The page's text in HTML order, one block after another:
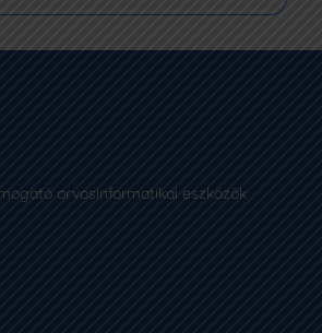
orvosinformatikai eszközök